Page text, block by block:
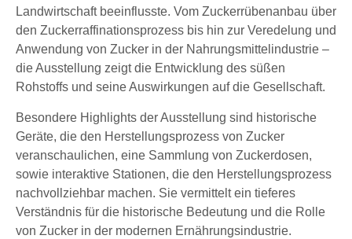
Landwirtschaft beeinflusste. Vom Zuckerrübenanbau über
den Zuckerraffinationsprozess bis hin zur Veredelung und
Anwendung von Zucker in der Nahrungsmittelindustrie –
die Ausstellung zeigt die Entwicklung des süßen
Rohstoffs und seine Auswirkungen auf die Gesellschaft.
Besondere Highlights der Ausstellung sind historische
Geräte, die den Herstellungsprozess von Zucker
veranschaulichen, eine Sammlung von Zuckerdosen,
sowie interaktive Stationen, die den Herstellungsprozess
nachvollziehbar machen. Sie vermittelt ein tieferes
Verständnis für die historische Bedeutung und die Rolle
von Zucker in der modernen Ernährungsindustrie.